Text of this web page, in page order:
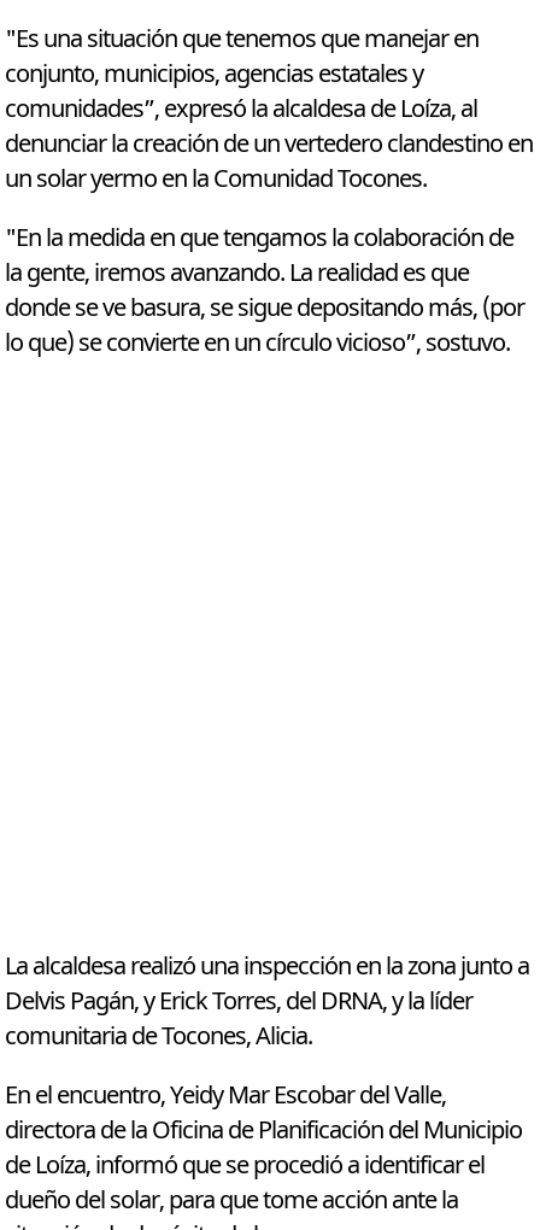
"Es una situación que tenemos que manejar en
conjunto, municipios, agencias estatales y
comunidades”, expresó la alcaldesa de Loíza, al
denunciar la creación de un vertedero clandestino en
un solar yermo en la Comunidad Tocones.
"En la medida en que tengamos la colaboración de
la gente, iremos avanzando. La realidad es que
donde se ve basura, se sigue depositando más, (por
lo que) se convierte en un círculo vicioso”, sostuvo.
La alcaldesa realizó una inspección en la zona junto a
Delvis Pagán, y Erick Torres, del DRNA, y la líder
comunitaria de Tocones, Alicia.
En el encuentro, Yeidy Mar Escobar del Valle,
directora de la Oficina de Planificación del Municipio
de Loíza, informó que se procedió a identificar el
dueño del solar, para que tome acción ante la